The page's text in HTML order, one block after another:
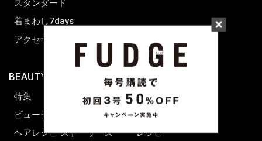
スタンダード
着まわし7days
アクセサリー
BEAUTY & HAIR
特集
ビューティーニュース
ヘアレシピ ストーリーズ
FUDGENA
ファッション
ビューティー
レシピ